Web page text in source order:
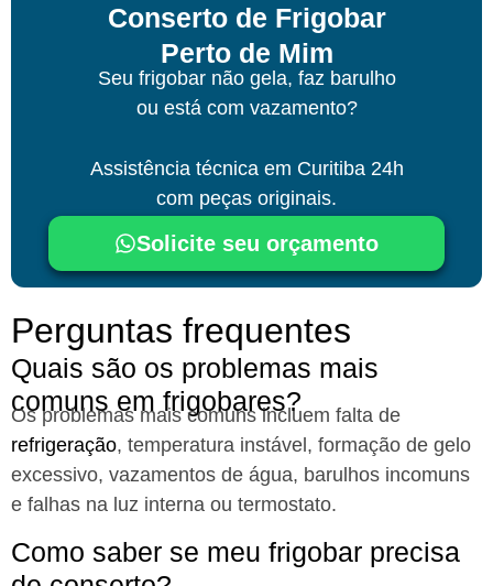
Conserto de Frigobar
Perto de Mim
Seu frigobar não gela, faz barulho
ou está com vazamento?
Assistência técnica em Curitiba24h
com peças originais.
Solicite seu orçamento
Perguntas frequentes
Quais são os problemas mais
comuns em frigobares?​
Os problemas mais comuns incluem falta de
refrigeração, temperatura instável, formação de gelo
excessivo, vazamentos de água, barulhos incomuns
e falhas na luz interna ou termostato.
Como saber se meu frigobar precisa